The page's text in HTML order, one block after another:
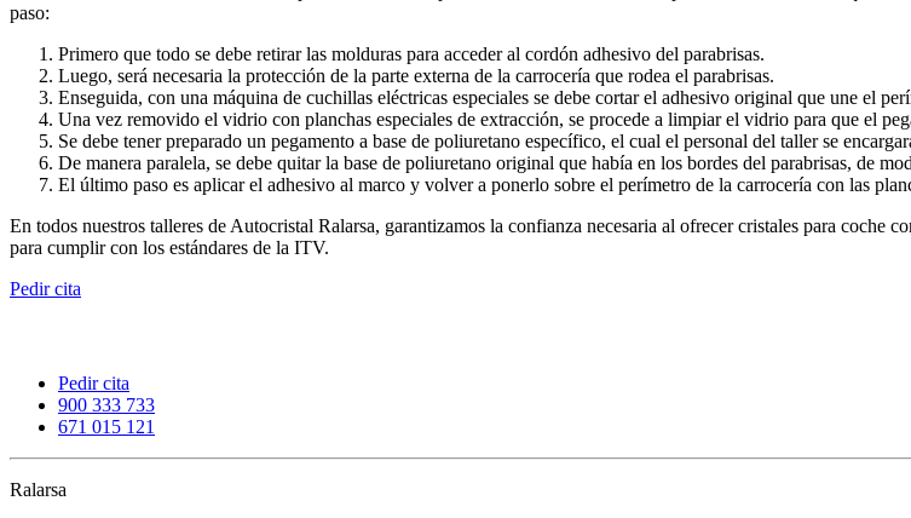
paso:
Primero que todo se debe retirar las molduras para acceder al cordón adhesivo del parabrisas.
Luego, será necesaria la protección de la parte externa de la carrocería que rodea el parabrisas.
Enseguida, con una máquina de cuchillas eléctricas especiales se debe cortar el adhesivo original que une el
Una vez removido el vidrio con planchas especiales de extracción, se procede a limpiar el vidrio para que el
Se debe tener preparado un pegamento a base de poliuretano específico, el cual el personal del taller se
De manera paralela, se debe quitar la base de poliuretano original que había en los bordes del parabrisas, de
El último paso es aplicar el adhesivo al marco y volver a ponerlo sobre el perímetro de la carrocería con las
En todos nuestros talleres de Autocristal Ralarsa, garantizamos la confianza necesaria al ofrecer cristales para coche
para cumplir con los estándares de la ITV.
Pedir cita
Pedir cita
900 333 733
671 015 121
Ralarsa